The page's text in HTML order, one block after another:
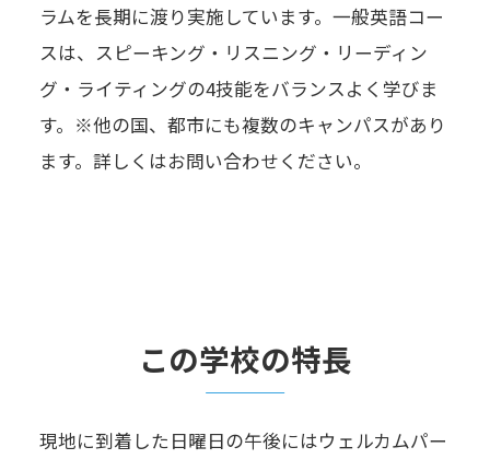
ラムを長期に渡り実施しています。一般英語コー
スは、スピーキング・リスニング・リーディン
グ・ライティングの4技能をバランスよく学びま
す。※他の国、都市にも複数のキャンパスがあり
ます。詳しくはお問い合わせください。
この学校の特長
現地に到着した日曜日の午後にはウェルカムパー